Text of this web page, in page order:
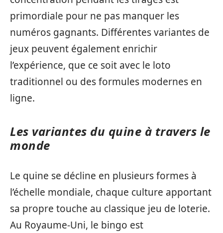
primordiale pour ne pas manquer les
numéros gagnants. Différentes variantes de
jeux peuvent également enrichir
l’expérience, que ce soit avec le loto
traditionnel ou des formules modernes en
ligne.
Les variantes du quine à travers le
monde
Le quine se décline en plusieurs formes à
l’échelle mondiale, chaque culture apportant
sa propre touche au classique jeu de loterie.
Au Royaume-Uni, le bingo est